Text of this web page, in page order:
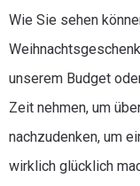
Wie Sie sehen
unserem Budget
Zeit nehmen, um
nachzudenken, um
wirklich glücklich